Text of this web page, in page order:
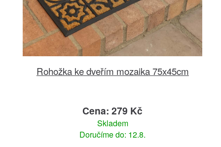
Rohožka ke dveřím mozaika 75x45cm
Cena: 279 Kč
Skladem
Doručíme do: 12.8.